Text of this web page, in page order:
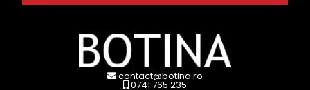
contact@botina.ro
0741 765 235